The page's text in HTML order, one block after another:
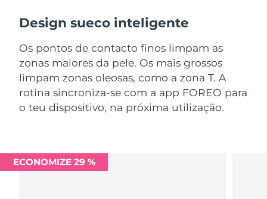
Design sueco inteligente
Os pontos de contacto finos limpam as
zonas maiores da pele. Os mais grossos
limpam zonas oleosas, como a zona T. A
rotina sincroniza-se com a app FOREO para
o teu dispositivo, na próxima utilização.
ECONOMIZE 29 %